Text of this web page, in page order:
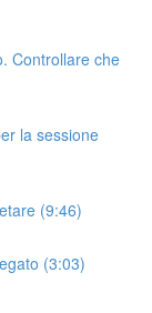
Controllare che
la sessione
(9:46)
(3:03)